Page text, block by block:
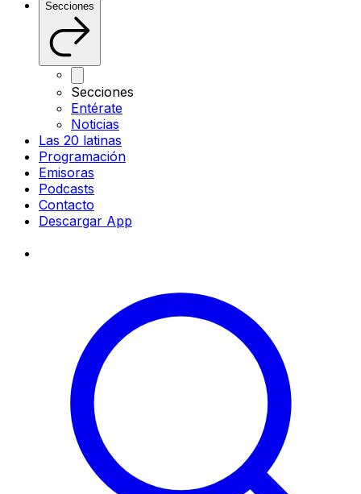
Secciones
Secciones
Entérate
Noticias
Las 20 latinas
Programación
Emisoras
Podcasts
Contacto
Descargar App